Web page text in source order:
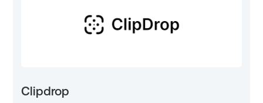
Clipdrop